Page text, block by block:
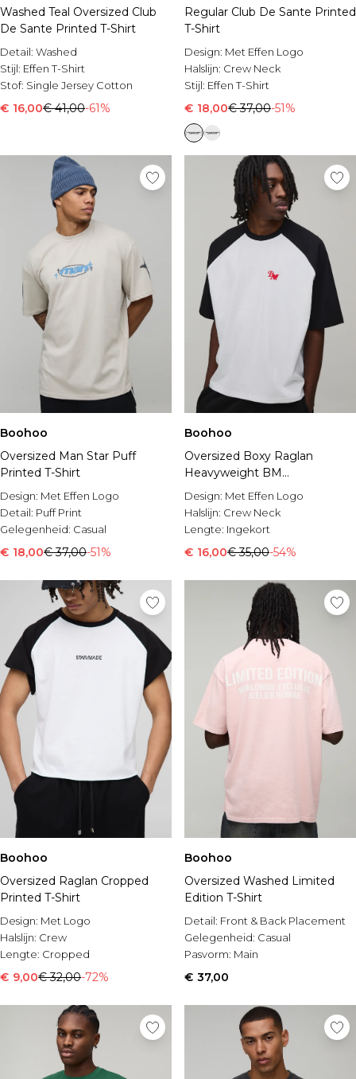
Washed Teal Oversized Club
De Sante Printed T-Shirt
Detail: Washed
Stijl: Effen T-Shirt
Stof: Single Jersey Cotton
€ 16,00€ 41,00-61%
Regular Club De Sante Printed
T-Shirt
Design: Met Effen Logo
Halslijn: Crew Neck
Stijl: Effen T-Shirt
€ 18,00€ 37,00-51%
Boohoo
Oversized Man Star Puff
Printed T-Shirt
Design: Met Effen Logo
Detail: Puff Print
Gelegenheid: Casual
€ 18,00€ 37,00-51%
Boohoo
Oversized Boxy Raglan
Heavyweight BM
Embroidered T-Shirt
Design: Met Effen Logo
Halslijn: Crew Neck
Lengte: Ingekort
€ 16,00€ 35,00-54%
Boohoo
Oversized Raglan Cropped
Printed T-Shirt
Design: Met Logo
Halslijn: Crew
Lengte: Cropped
€ 9,00€ 32,00-72%
Boohoo
Oversized Washed Limited
Edition T-Shirt
Detail: Front & Back Placement
Gelegenheid: Casual
Pasvorm: Main
€ 37,00